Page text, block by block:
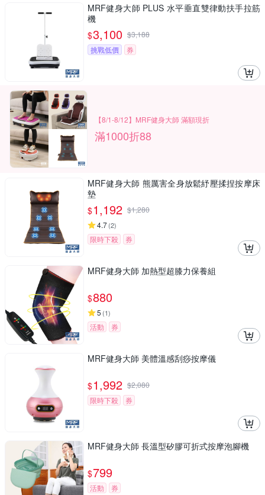
MRF健身大師 PLUS ⽔平垂直雙律動扶⼿拉筋
機
$3,100 $3,188
挑戰低價
券
【8/1-8/12】MRF健身大師 滿額現折
滿1000折88
MRF健身大師 熊厲害全身放鬆紓壓揉捏按摩床
墊
$1,192 $1,280
4.7(2)
限時下殺 券
MRF健身大師 加熱型超膝力保養組
$880
5 (1)
活動 券
MRF健身大師 美體溫感刮痧按摩儀
$1,992 $2,080
限時下殺
券
MRF健身大師 長溫型矽膠可折式按摩泡腳機
$799
活動 券